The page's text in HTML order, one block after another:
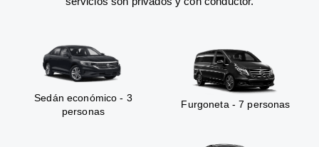
Sedán económico - 3
personas
Furgoneta - 7 personas